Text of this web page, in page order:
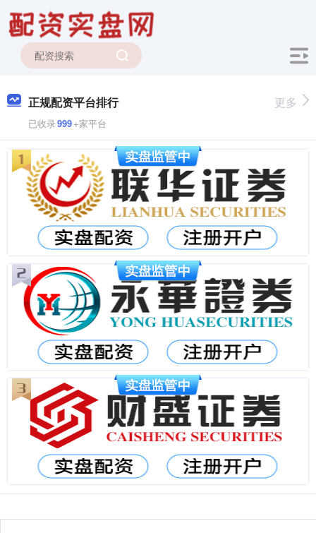
正规配资平台排行
已收录999+家平台
更多